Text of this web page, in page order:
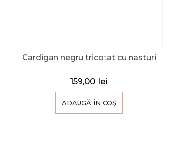
Cardigan negru tricotat cu nasturi
159,00 lei
ADAUGĂ ÎN COȘ